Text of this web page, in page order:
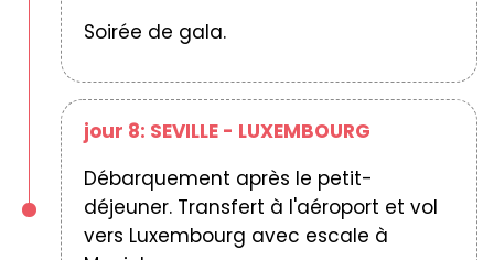
Soirée de gala.
jour 8: SEVILLE - LUXEMBOURG
Débarquement après le petit-
déjeuner. Transfert à l'aéroport et vol
vers Luxembourg avec escale à